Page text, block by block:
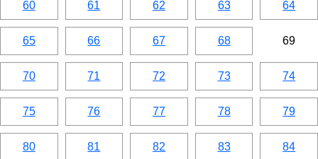
60 61 62 63 64
65 66 67 68 69
70 71 72 73 74
75 76 77 78 79
80 81 82 83 84